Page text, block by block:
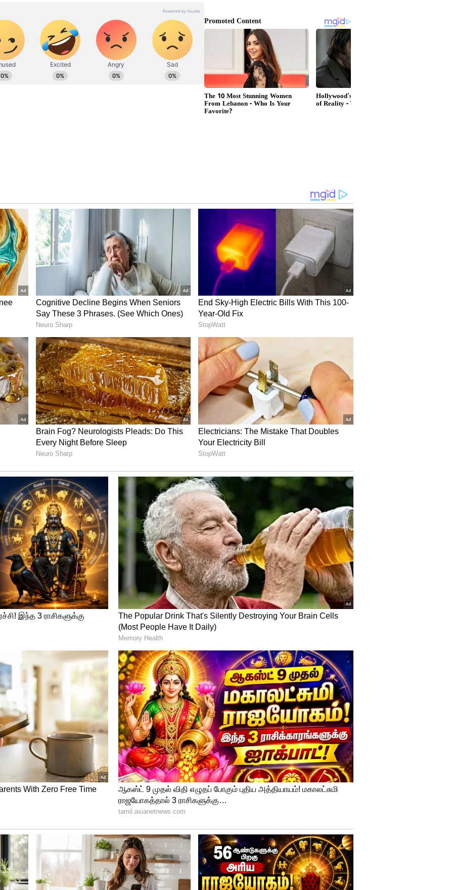
ராகுல், கோலி, சூர்யகுமார், ஹர்திக்
உறுதி. விக்கெட் கீப்பராக ரிஷப் பண்ட் -
யார் ஆடுவார் என்பதே பெரும் கேள்வியாக
கார்த்திக் ஆகிய இருவருமே ஆட
பேசியுள்ள கௌதம் கம்பீர், ரிஷப் மற்றும்
சேர்த்து ஆடவைக்க முடியாது. அப்படி
இல்லாமல் போகும். உலக கோப்பை
6வது பவுலிங் ஆப்சன் இல்லாமல்
ஆகிய இருவரில் ஒருவரை
வீரராக இறக்கினால், ரிஷப் மற்றும்
ஆடும் லெவனில் இடம்பெறலாம். ஆனால்
ஜெயிக்கணும்னா, அந்த ஒரு
ஆகணும்..! கௌதம் கம்பீர் அதிரடி
மட்டுமே ஆடுகிறார். வெறும் 10-12
பிளேயரை எடுக்க முடியாது. அவர்
ஆனால் ரிஷப் பண்ட்டை எந்த
பொறுத்தமட்டில் ரிஷப் பண்ட் கண்டிப்பாக
அவர் ஒருவர் தான் இடது கை பேட்ஸ்மேன்;
என்றெல்லாம் இல்லை. போட்டியை
பண்ட். எனவே அவர்தான் ஆடவேண்டும்